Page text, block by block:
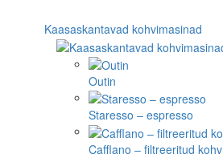
Kaasaskantavad kohvimasinad
Outin
Staresso – espresso
Cafflano – filtreeritud kohv